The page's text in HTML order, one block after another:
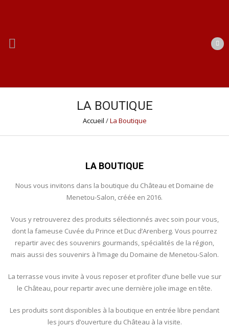
LA BOUTIQUE
Accueil /La Boutique
LA BOUTIQUE
Nous vous invitons dans la boutique du Château et Domaine de
Menetou-Salon, créée en 2016.
Vous y retrouverez des produits sélectionnés avec soin pour vous,
dont la fameuse Cuvée du Prince et Duc d’Arenberg. Vous pourrez
repartir avec des souvenirs gourmands, spécialités de la région,
mais aussi des souvenirs à l’image du Domaine de Menetou-Salon.
La terrasse vous invite à vous reposer et profiter d’une belle vue sur
le Château, pour repartir avec une dernière jolie image en tête.
Les produits sont disponibles à la boutique en entrée libre pendant
les jours d’ouverture du Château à la visite.